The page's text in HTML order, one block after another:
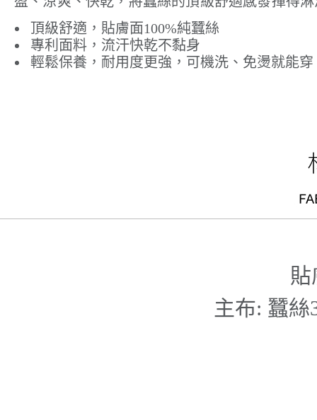
頂級舒適，貼膚面100%純蠶絲
專利面料，流汗快乾不黏身
輕鬆保養，耐用度更強，可機洗、免燙就能穿
主布: 蠶絲